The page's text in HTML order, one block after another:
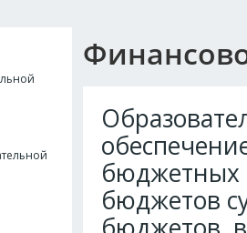
бюджетных
бюджетов